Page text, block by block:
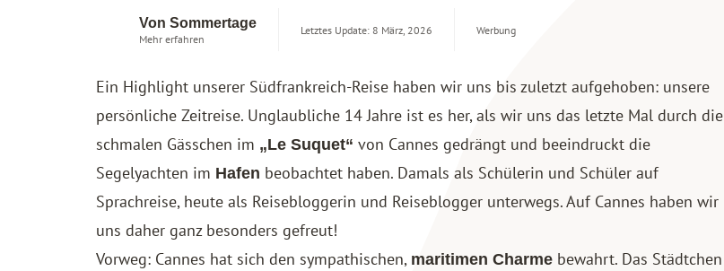
Von Sommertage
Mehr erfahren
Letztes Update: 8 März, 2026 Werbung
Ein Highlight unserer Südfrankreich-Reise haben wir uns bis zuletzt aufgehoben: unsere
persönliche Zeitreise. Unglaubliche 14 Jahre ist es her, als wir uns das letzte Mal durch die
schmalen Gässchen im „Le Suquet“ von Cannes gedrängt und beeindruckt die
Segelyachten im Hafen beobachtet haben. Damals als Schülerin und Schüler auf
Sprachreise, heute als Reisebloggerin und Reiseblogger unterwegs. Auf Cannes haben wir
uns daher ganz besonders gefreut!
Vorweg: Cannes hat sich den sympathischen, maritimen Charme bewahrt. Das Städtchen